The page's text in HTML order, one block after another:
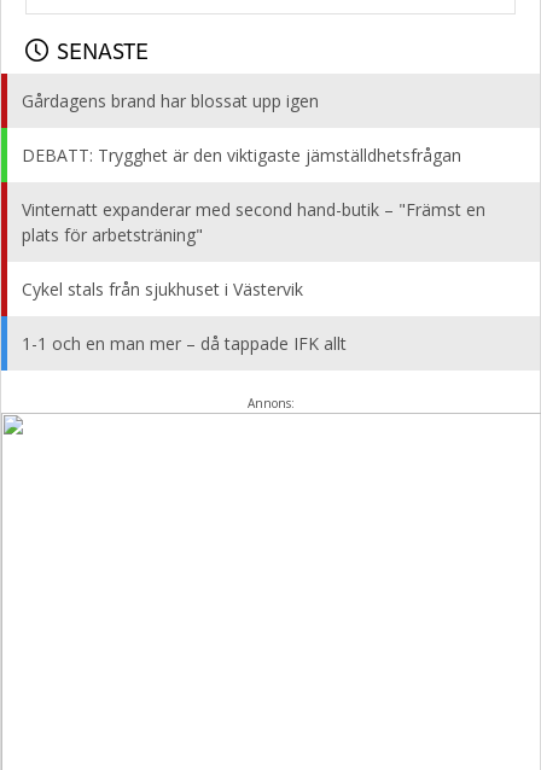
SENASTE
Gårdagens brand har blossat upp igen
DEBATT: Trygghet är den viktigaste jämställdhetsfrågan
Vinternatt expanderar med second hand-butik – "Främst en
plats för arbetsträning"
Cykel stals från sjukhuset i Västervik
1-1 och en man mer – då tappade IFK allt
Annons: